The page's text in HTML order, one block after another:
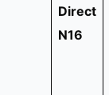
Direct
N16